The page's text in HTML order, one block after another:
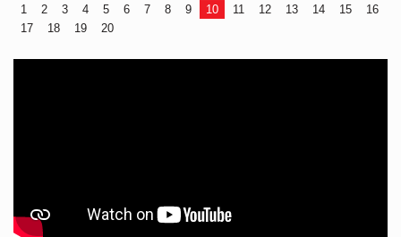
1 2 3 4 5 6 7 8 9 10 11 12 13 14 15
16
17
18 19 20